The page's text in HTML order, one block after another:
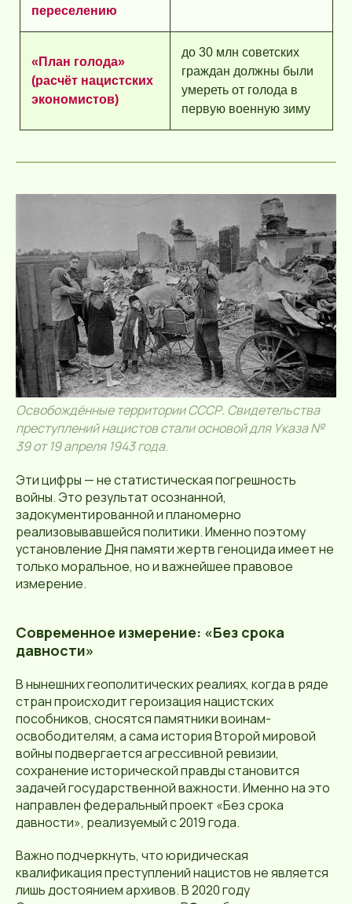
переселению
«План голода»
(расчёт нацистских
экономистов)
до 30 млн советских
граждан должны были
умереть от голода в
первую военную зиму
Освобождённые территории СССР. Свидетельства
преступлений нацистов стали основой для Указа №
39 от 19 апреля 1943 года.
Эти цифры — не статистическая погрешность
войны. Это результат осознанной,
задокументированной и планомерно
реализовывавшейся политики. Именно поэтому
установление Дня памяти жертв геноцида имеет не
только моральное, но и важнейшее правовое
измерение.
Современное измерение: «Без срока
давности»
В нынешних геополитических реалиях, когда в ряде
стран происходит героизация нацистских
пособников, сносятся памятники воинам-
освободителям, а сама история Второй мировой
войны подвергается агрессивной ревизии,
сохранение исторической правды становится
задачей государственной важности. Именно на это
направлен федеральный проект «Без срока
давности», реализуемый с 2019 года.
Важно подчеркнуть, что юридическая
квалификация преступлений нацистов не является
лишь достоянием архивов. В 2020 году